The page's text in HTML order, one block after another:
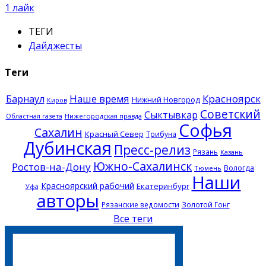
1 лайк
ТЕГИ
Дайджесты
Теги
Барнаул Киров Наше время Нижний Новгород Красноярск
Областная газета Нижегородская правда Сыктывкар Советский
Сахалин Красный Север Трибуна Софья
Дубинская Пресс-релиз Рязань Казань
Ростов-на-Дону Южно-Сахалинск Тюмень Вологда
Уфа Красноярский рабочий Екатеринбург Наши
авторы Рязанские ведомости Золотой Гонг
Все теги